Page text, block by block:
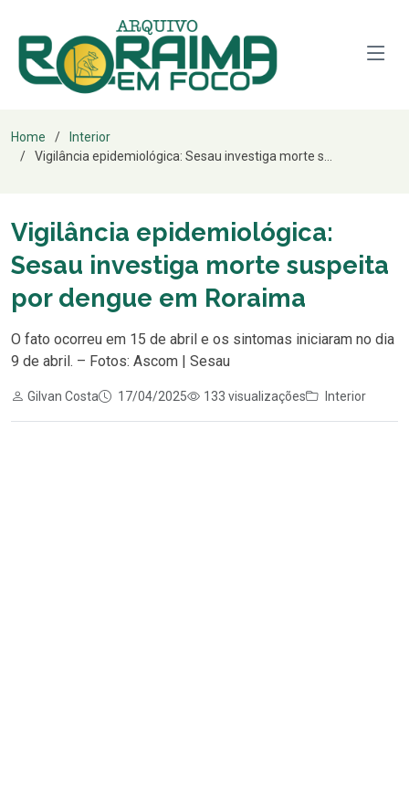
Home
Interior
Vigilância epidemiológica: Sesau investiga morte s...
Vigilância epidemiológica:
Sesau investiga morte suspeita
por dengue em Roraima
O fato ocorreu em 15 de abril e os sintomas iniciaram no dia
9 de abril. – Fotos: Ascom | Sesau
Gilvan Costa 17/04/2025 133 visualizações Interior